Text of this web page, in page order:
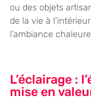
ou des objets
de la vie à
l’ambiance
L’éclairage :
mise en